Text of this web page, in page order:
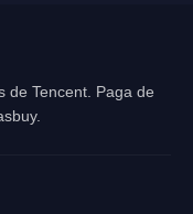
de Tencent. Paga de